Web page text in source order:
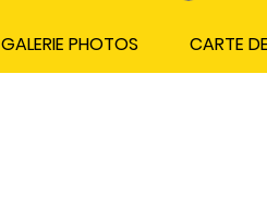
GALERIE PHOTOS CARTE